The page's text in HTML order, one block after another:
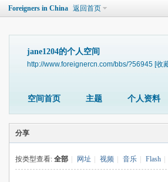
Foreigners in China 返回首页
jane1204的个人空间
http://www.foreignercn.com/bbs/?56945 [收
空间首页 主题 个人资料
分享
按类型查看: 全部 网址 视频 音乐 Flash